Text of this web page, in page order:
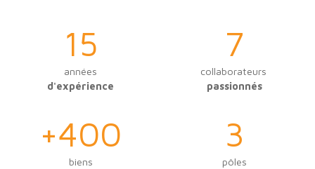
15
années
d'expérience
7
collaborateurs
passionnés
+400
biens
3
pôles